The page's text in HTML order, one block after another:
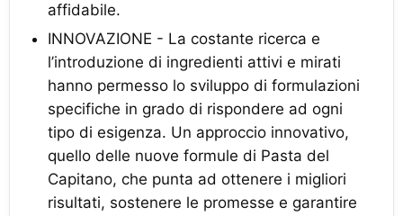
affidabile.
INNOVAZIONE - La costante ricerca e
l’introduzione di ingredienti attivi e mirati
hanno permesso lo sviluppo di formulazioni
specifiche in grado di rispondere ad ogni
tipo di esigenza. Un approccio innovativo,
quello delle nuove formule di Pasta del
Capitano, che punta ad ottenere i migliori
risultati, sostenere le promesse e garantire